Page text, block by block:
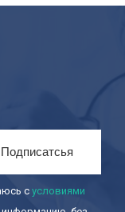
Подписатсья
с условиями